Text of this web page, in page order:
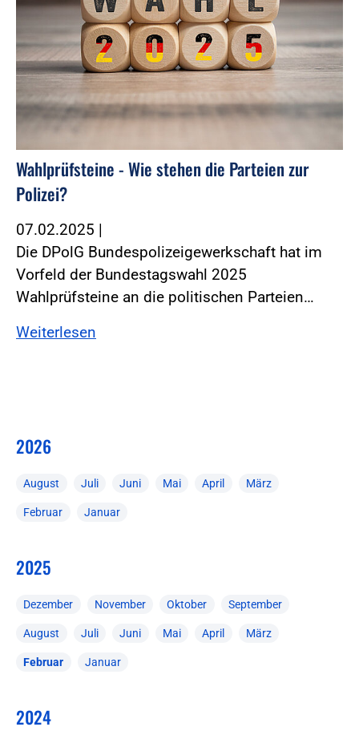
Wahlprüfsteine - Wie stehen die Parteien zur
Polizei?
07.02.2025 |
Die DPolG Bundespolizeigewerkschaft hat im
Vorfeld der Bundestagswahl 2025
Wahlprüfsteine an die politischen Parteien…
Weiterlesen
2026
August Juli Juni Mai April März
Februar Januar
2025
Dezember November Oktober September
August Juli Juni Mai April März
Februar Januar
2024